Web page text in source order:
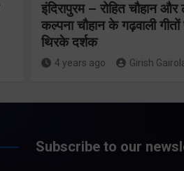
इंदिरापुरम – रोहित चौहान और
कल्पना चौहान के गढ़वाली
थिरके दर्शक
4 years ago Girish
Subscribe to our
24×7 अलर्ट मोड
में रहें अधिकारीः
मुख्य सचिव